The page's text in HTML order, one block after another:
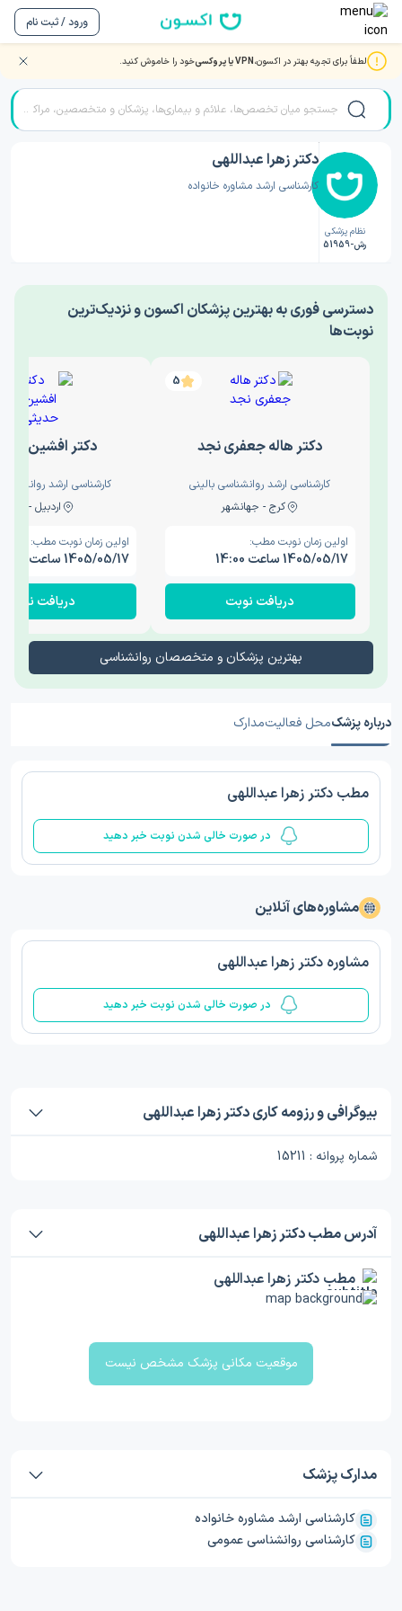
ورود / ثبت نام
لطفاً برای تجربه بهتر در اکسون،VPN یا پروکسی خود را خاموش کنید. صفحه اصلی/دکتر روانشناسی/دکتر زهرا عبداللهی
نظام پزشکی
رش-51959
دکتر زهرا عبداللهی
کارشناسی ارشد مشاوره خانواده
‎دسترسی فوری به بهترین پزشکان اکسون و نزدیک‌ترین
نوبت‌ها
5
دکتر هاله جعفری نجد
کارشناسی ارشد روانشناسی بالینی
کرج - جهانشهر
اولین زمان نوبت مطب:
1405/05/17 ساعت 14:00
دریافت نوبت
دکتر افشین
کارشناسی ارشد
اردبیل - والی
اولین زمان نوبت مطب:
1405/05/17 ساعت 15:00
دریافت نوبت
بهترین پزشکان و متخصصان روانشناسی
درباره پزشکمحل فعالیتمدارک
مطب دکتر زهرا عبداللهی
در صورت خالی شدن نوبت خبر دهید
مشاوره‌های آنلاین
مشاوره دکتر زهرا عبداللهی
در صورت خالی شدن نوبت خبر دهید
بیوگرافی و رزومه کاری دکتر زهرا عبداللهی
شماره پروانه : 15211
آدرس مطب دکتر زهرا عبداللهی
مطب دکتر زهرا عبداللهی
موقعیت مکانی پزشک مشخص نیست
مدارک پزشک
کارشناسی ارشد مشاوره خانواده
کارشناسی روانشناسی عمومی